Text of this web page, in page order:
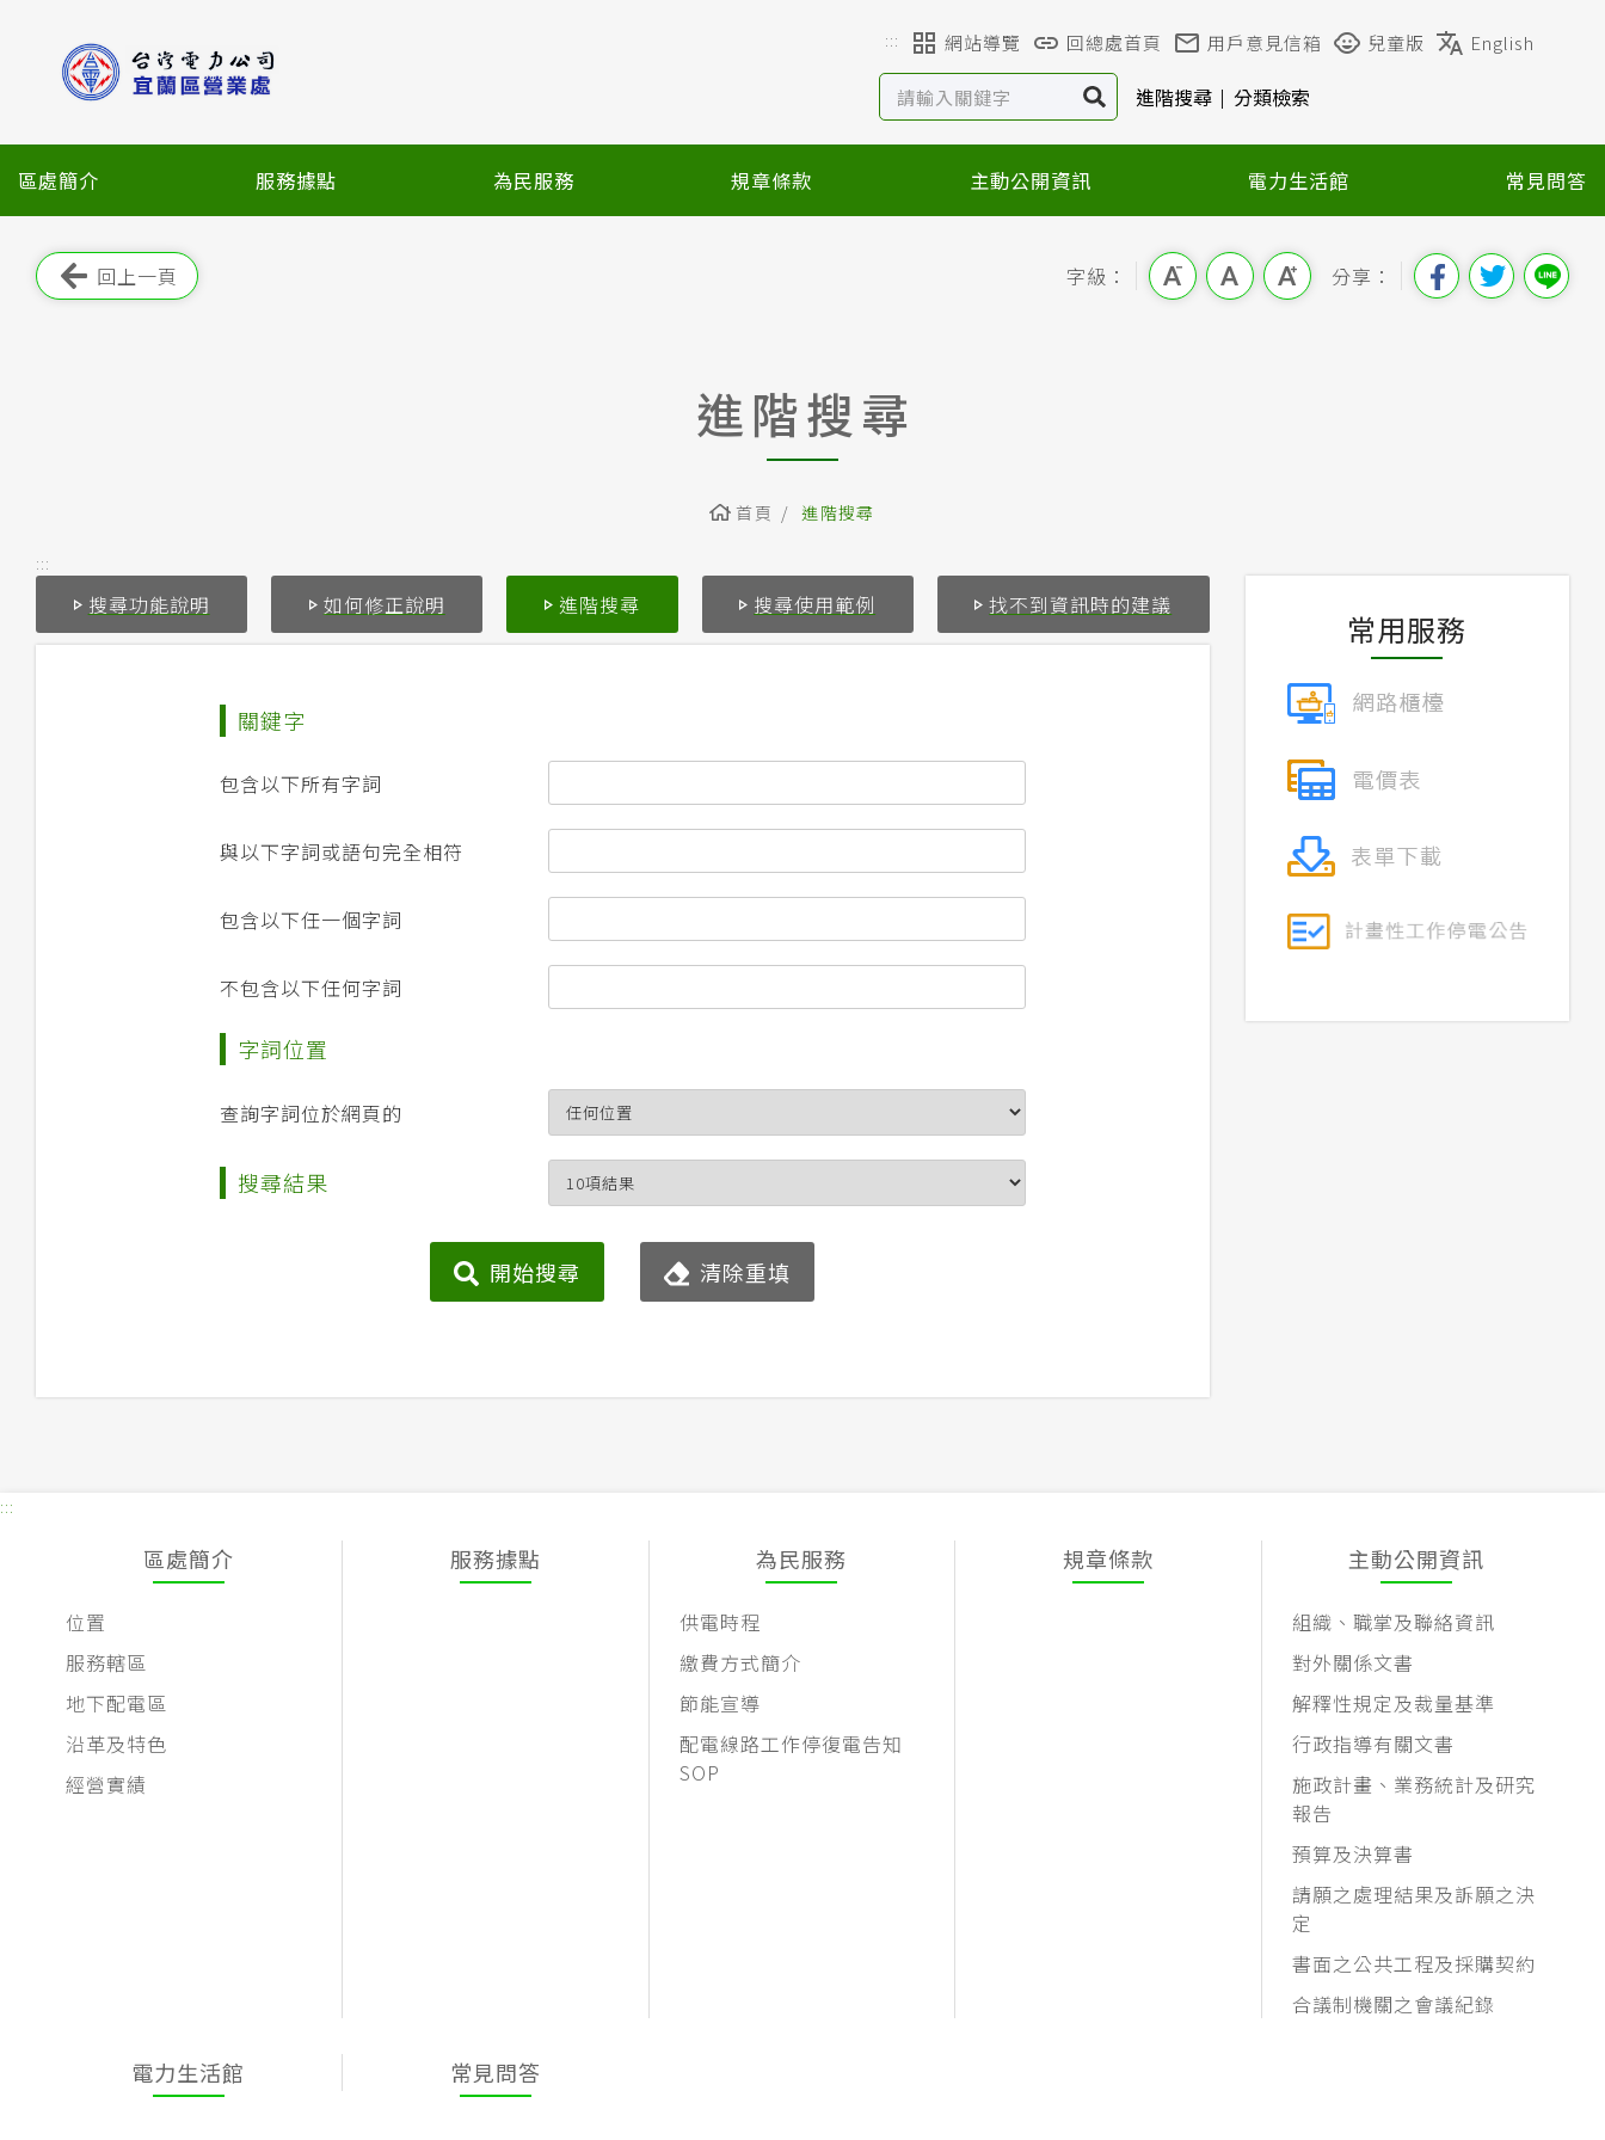
塊
::: 網站導覽 回總處首頁 用戶意見信箱 兒童版 English
進階搜尋 分類檢索
區處簡介 服務據點 為民服務 規章條款 主動公開資訊 電力生活館 常見問答
回上一頁 字級： 分享：
進階搜尋
首頁 進階搜尋
:::
搜尋功能說明 如何修正說明 進階搜尋 搜尋使用範例 找不到資訊時的建議
關鍵字
包含以下所有字詞
與以下字詞或語句完全相符
包含以下任一個字詞
不包含以下任何字詞
字詞位置
查詢字詞位於網頁的
搜尋結果
開始搜尋 清除重填
常用服務
:::
區處簡介
位置
服務轄區
地下配電區
沿革及特色
經營實績
服務據點 為民服務
供電時程
繳費方式簡介
節能宣導
配電線路工作停復電告知
SOP
規章條款 主動公開資訊
組織、職掌及聯絡資訊
對外關係文書
解釋性規定及裁量基準
行政指導有關文書
施政計畫、業務統計及研究
報告
預算及決算書
請願之處理結果及訴願之決
定
書面之公共工程及採購契約
合議制機關之會議紀錄
電力生活館 常見問答